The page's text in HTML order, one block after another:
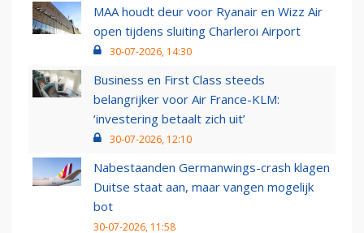
MAA houdt deur voor Ryanair en Wizz Air
open tijdens sluiting Charleroi Airport
30-07-2026, 14:30
Business en First Class steeds
belangrijker voor Air France-KLM:
‘investering betaalt zich uit’
30-07-2026, 12:10
Nabestaanden Germanwings-crash klagen
Duitse staat aan, maar vangen mogelijk
bot
30-07-2026, 11:58